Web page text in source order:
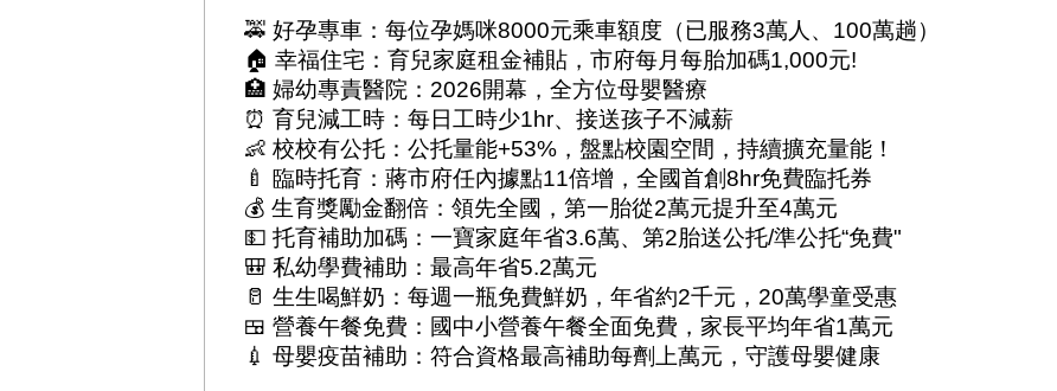
🚕 好孕專車：每位孕媽咪8000元乘車額度（已服務3萬人、100萬趟）
🏠 幸福住宅：育兒家庭租金補貼，市府每月每胎加碼1,000元!
🏥 婦幼專責醫院：2026開幕，全方位母嬰醫療
⏰ 育兒減工時：每日工時少1hr、接送孩子不減薪
👶 校校有公托：公托量能+53%，盤點校園空間，持續擴充量能！
🍼 臨時托育：蔣市府任內據點11倍增，全國首創8hr免費臨托券
💰 生育獎勵金翻倍：領先全國，第一胎從2萬元提升至4萬元
💵 托育補助加碼：一寶家庭年省3.6萬、第2胎送公托/準公托“免費"
🎒 私幼學費補助：最高年省5.2萬元
🥛 生生喝鮮奶：每週一瓶免費鮮奶，年省約2千元，20萬學童受惠
🍱 營養午餐免費：國中小營養午餐全面免費，家長平均年省1萬元
💉 母嬰疫苗補助：符合資格最高補助每劑上萬元，守護母嬰健康